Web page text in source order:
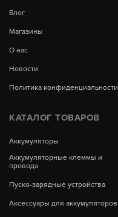
Блог
Магазины
О нас
Новости
Политика конфиденциальности
КАТАЛОГ ТОВАРОВ
Аккумуляторы
Аккумуляторные клеммы и
провода
Пуско-зарядные устройства
Аксессуары для аккумуляторов